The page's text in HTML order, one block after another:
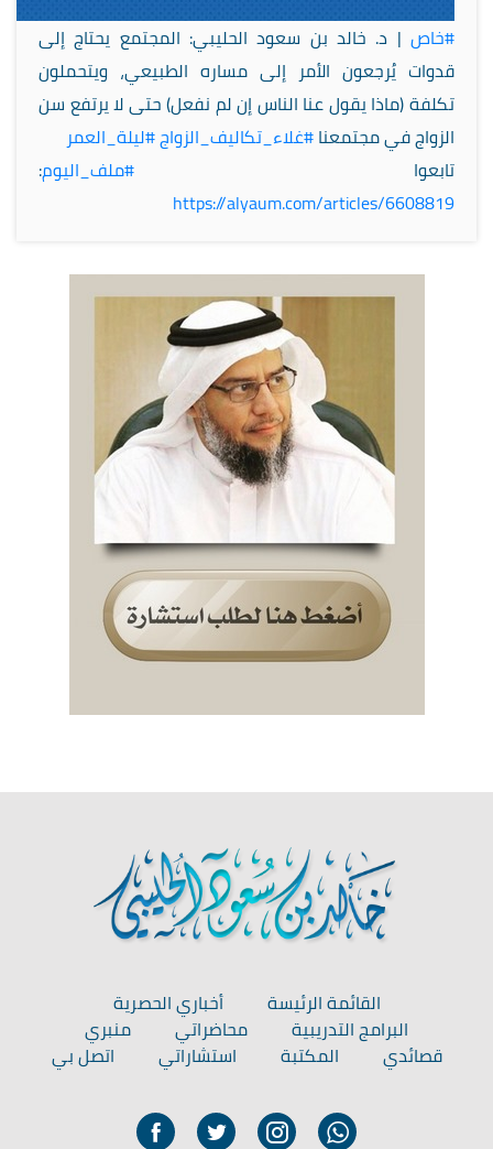
#خاص | د. خالد بن سعود الحليبي: المجتمع يحتاج إلى
قدوات يُرجعون الأمر إلى مساره الطبيعي، ويتحملون
تكلفة (ماذا يقول عنا الناس إن لم نفعل) حتى لا يرتفع سن
الزواج في مجتمعنا#غلاء_تكاليف_الزواج#ليلة_العمر
تابعوا #ملف_اليوم:
https://alyaum.com/articles/6608819
القائمة الرئيسة
أخباري الحصرية
البرامج التدريبية
محاضراتي
منبري
قصائدي
المكتبة استشاراتي اتصل بي